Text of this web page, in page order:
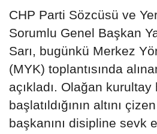
CHP Parti Sözcüsü ve
Sorumlu Genel Başkan
Sarı, bugünkü Merkez
(MYK) toplantısında
açıkladı. Olağan kurultay
başlatıldığının altını
başkanını disipline sevk